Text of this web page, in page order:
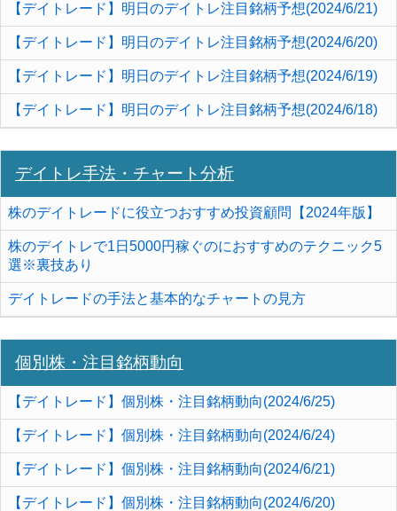
【デイトレード】明日のデイトレ注目銘柄予想(2024/6/21)
【デイトレード】明日のデイトレ注目銘柄予想(2024/6/20)
【デイトレード】明日のデイトレ注目銘柄予想(2024/6/19)
【デイトレード】明日のデイトレ注目銘柄予想(2024/6/18)
デイトレ手法・チャート分析
株のデイトレードに役立つおすすめ投資顧問【2024年版】
株のデイトレで1日5000円稼ぐのにおすすめのテクニック5
選※裏技あり
デイトレードの手法と基本的なチャートの見方
個別株・注目銘柄動向
【デイトレード】個別株・注目銘柄動向(2024/6/25)
【デイトレード】個別株・注目銘柄動向(2024/6/24)
【デイトレード】個別株・注目銘柄動向(2024/6/21)
【デイトレード】個別株・注目銘柄動向(2024/6/20)